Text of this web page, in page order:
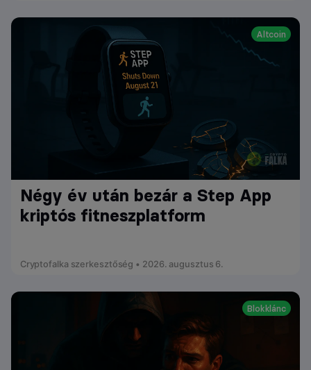
Altcoin
Négy év után bezár a Step App
kriptós fitneszplatform
Cryptofalka szerkesztőség • 2026. augusztus 6.
Blokklánc